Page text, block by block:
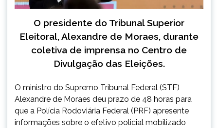
O presidente do Tribunal Superior
Eleitoral, Alexandre de Moraes, durante
coletiva de imprensa no Centro de
Divulgação das Eleições.
O ministro do Supremo Tribunal Federal (STF)
Alexandre de Moraes deu prazo de 48 horas para
que a Polícia Rodoviária Federal (PRF) apresente
informações sobre o efetivo policial mobilizado